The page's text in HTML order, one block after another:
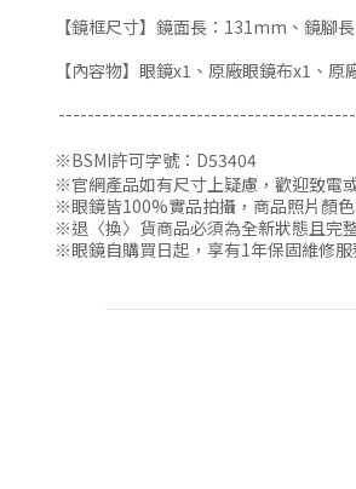
【鏡框尺寸】 鏡面長：131mm、鏡腳
【內容物】 眼鏡x1、原廠眼鏡布x1、原
※BSMI許可字號：D53404
※官網產品如有尺寸上疑慮，歡迎致電
※眼鏡皆100%實品拍攝，商品照片顏
※退〈換〉貨商品必須為全新狀態且完
※眼鏡自購買日起，享有1年保固維修